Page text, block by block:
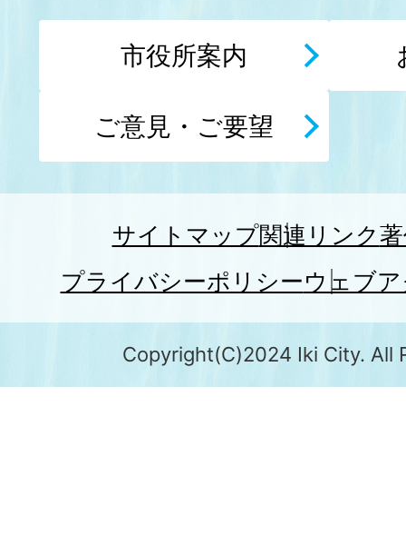
市役所案内
ご意見・ご要望
サイトマップ関連リンク
プライバシーポリシーウェブ
Copyright(C)2024 Iki City. All